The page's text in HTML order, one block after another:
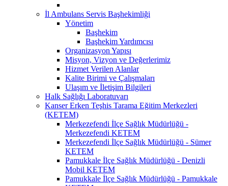
İl Ambulans Servis Başhekimliği
Yönetim
Başhekim
Başhekim Yardımcısı
Organizasyon Yapısı
Misyon, Vizyon ve Değerlerimiz
Hizmet Verilen Alanlar
Kalite Birimi ve Çalışmaları
Ulaşım ve İletişim Bilgileri
Halk Sağlığı Laboratuvarı
Kanser Erken Teşhis Tarama Eğitim Merkezleri
(KETEM)
Merkezefendi İlçe Sağlık Müdürlüğü -
Merkezefendi KETEM
Merkezefendi İlçe Sağlık Müdürlüğü - Sümer
KETEM
Pamukkale İlçe Sağlık Müdürlüğü - Denizli
Mobil KETEM
Pamukkale İlçe Sağlık Müdürlüğü - Pamukkale